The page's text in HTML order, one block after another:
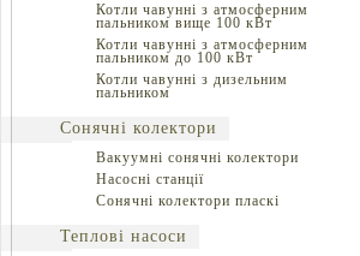
Котли чавунні з атмосферним
пальником вище 100 кВт
Котли чавунні з атмосферним
пальником до 100 кВт
Котли чавунні з дизельним
пальником
Сонячні колектори
Вакуумні сонячні колектори
Насосні станції
Сонячні колектори пласкі
Теплові насоси